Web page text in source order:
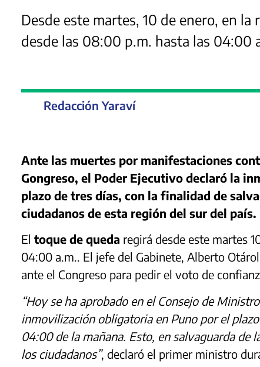
Desde este martes, 10 de enero, en
desde las 08:00 p.m. hasta las 04:00
Redacción Yaraví
Ante las muertes por manifestaciones
Gongreso, el Poder Ejecutivo declaró la
plazo de tres días, con la finalidad de
ciudadanos de esta región del sur del país.
Eltoque de queda regirá desde este martes
04:00 a.m.. El jefe del Gabinete, Alberto
ante el Congreso para pedir el voto de
“Hoy se ha aprobado en el Consejo de
inmovilización obligatoria en Puno por el
04:00 de la mañana. Esto, en salvaguarda
los ciudadanos”, declaró el primer ministro